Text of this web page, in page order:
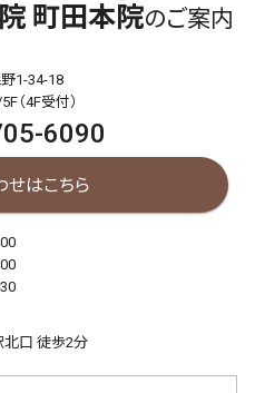
町田本院のご案内
1-34-18
（4F受付）
6090
せはこちら
口 徒歩2分